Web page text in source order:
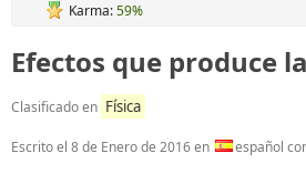
Karma:59%
Efectos que produce
Clasificado en Física
Escrito el 8 de Enero de 2016en español